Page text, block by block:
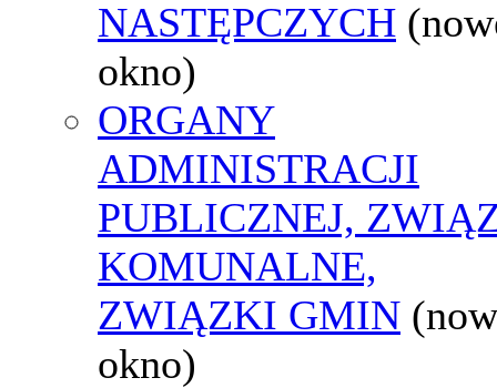
NASTĘPCZYCH
okno)
ORGANY
ADMINISTRACJI
PUBLICZNEJ,
KOMUNALNE,
ZWIĄZKI GMIN
okno)